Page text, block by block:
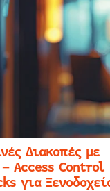
Διακοπές με
Access Control
για